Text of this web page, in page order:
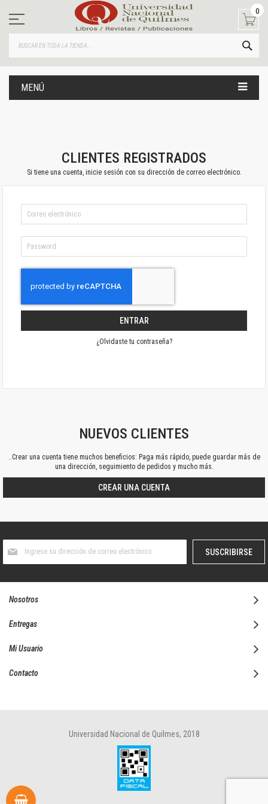
contenido
0
MENÚ
CLIENTES REGISTRADOS
Si tiene una cuenta, inicie sesión con su dirección de correo electrónico.
ENTRAR
¿Olvidaste tu contraseña?
NUEVOS CLIENTES
..Crear una cuenta tiene muchos beneficios: Paga más rápido, puede guardar más de
una dirección, seguimiento de pedidos y mucho más.
CREAR UNA CUENTA
boletín
SUSCRIBIRSE
Nosotros
Entregas
Mi Usuario
Contacto
Universidad Nacional de Quilmes, 2018